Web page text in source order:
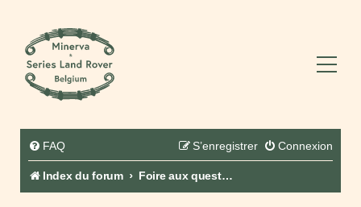
FAQ Connexion
S’enregistrer
Index du forum Foire aux questions (Questions posées fréquemment)